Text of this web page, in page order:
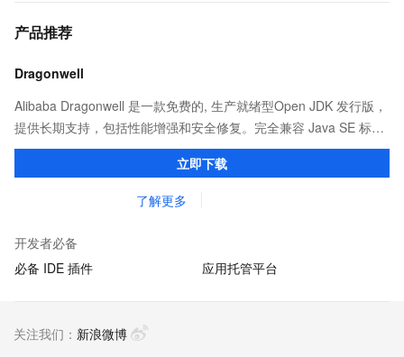
产品推荐
Dragonwell
Alibaba Dragonwell 是一款免费的, 生产就绪型Open JDK 发行版，
提供长期支持，包括性能增强和安全修复。完全兼容 Java SE 标
准，您可以在任何常用操作系统（包括 Linux、Windows 和
macOS）上开发 Java 应用程序。立即下载
了解更多
开发者必备
必备 IDE 插件
应用托管平台
关注我们： 新浪微博